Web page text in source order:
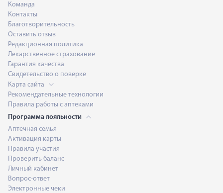
Команда
Контакты
Благотворительность
Оставить отзыв
Редакционная политика
Лекарственное страхование
Гарантия качества
Свидетельство о поверке
Карта сайта
Рекомендательные технологии
Правила работы с аптеками
Программа лояльности
Аптечная семья
Активация карты
Правила участия
Проверить баланс
Личный кабинет
Вопрос-ответ
Электронные чеки